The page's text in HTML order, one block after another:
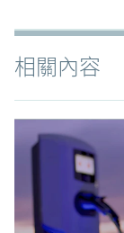
相關內容